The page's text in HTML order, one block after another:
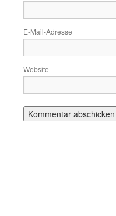
E-Mail-Adresse
Website